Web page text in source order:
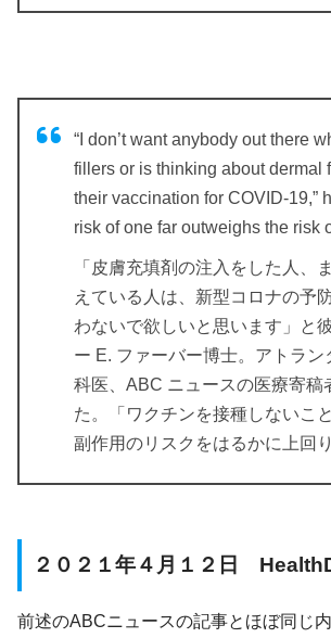
“I don’t want anybody out there
fillers or is thinking about dermal
their vaccination for COVID-19,”
risk of one far outweighs the risk
「皮膚充填剤の注入をした人、
えている人は、新型コロナの予
わないで欲しいと思います」と
ー E. ファーバー博士。アトラン
科医、ABC ニュースの医療寄稿
た。「ワクチンを接種しないこ
副作用のリスクをはるかに上回り
２０２１年４月１２日
前述のABCニュースの記事とほぼ同じ内